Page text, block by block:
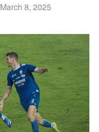
March 8, 2025